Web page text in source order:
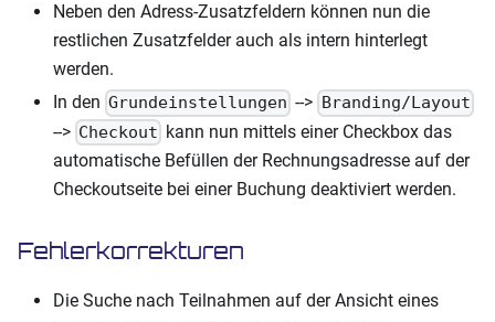
Neben den Adress-Zusatzfeldern können nun die
restlichen Zusatzfelder auch als intern hinterlegt
werden.
In den Grundeinstellungen --> Branding/Layout
--> Checkout kann nun mittels einer Checkbox das
automatische Befüllen der Rechnungsadresse auf der
Checkoutseite bei einer Buchung deaktiviert werden.
Fehlerkorrekturen
Die Suche nach Teilnahmen auf der Ansicht eines